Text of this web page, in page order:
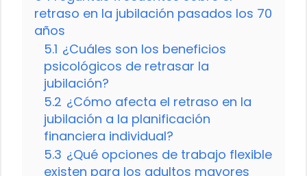
retraso en la jubilación pasados los 70
años
5.1 ¿Cuáles son los beneficios
psicológicos de retrasar la
jubilación?
5.2 ¿Cómo afecta el retraso en la
jubilación a la planificación
financiera individual?
5.3 ¿Qué opciones de trabajo flexible
existen para los adultos mayores